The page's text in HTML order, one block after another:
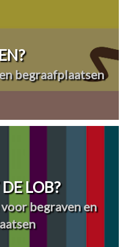
begraafplaatsen
LOB?
begraven en